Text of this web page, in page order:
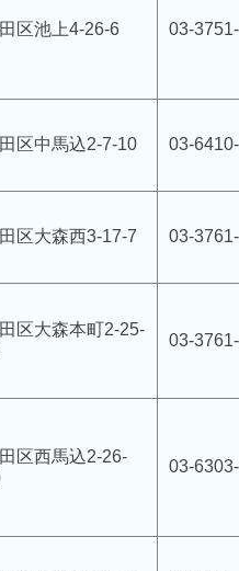
区池上4-26-6 03-
区中馬込2-7-10 03-
区大森西3-17-7 03-
区大森本町2-25-
03-
区西馬込2-26-
03-